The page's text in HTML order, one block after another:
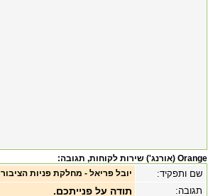
Orange (אורנג') שירות לקוחות
, תגובה:
יובל פריאל - מחלקת פניות הציבור
שם ותפקיד:
תודה על פנייתכם. תגובה: